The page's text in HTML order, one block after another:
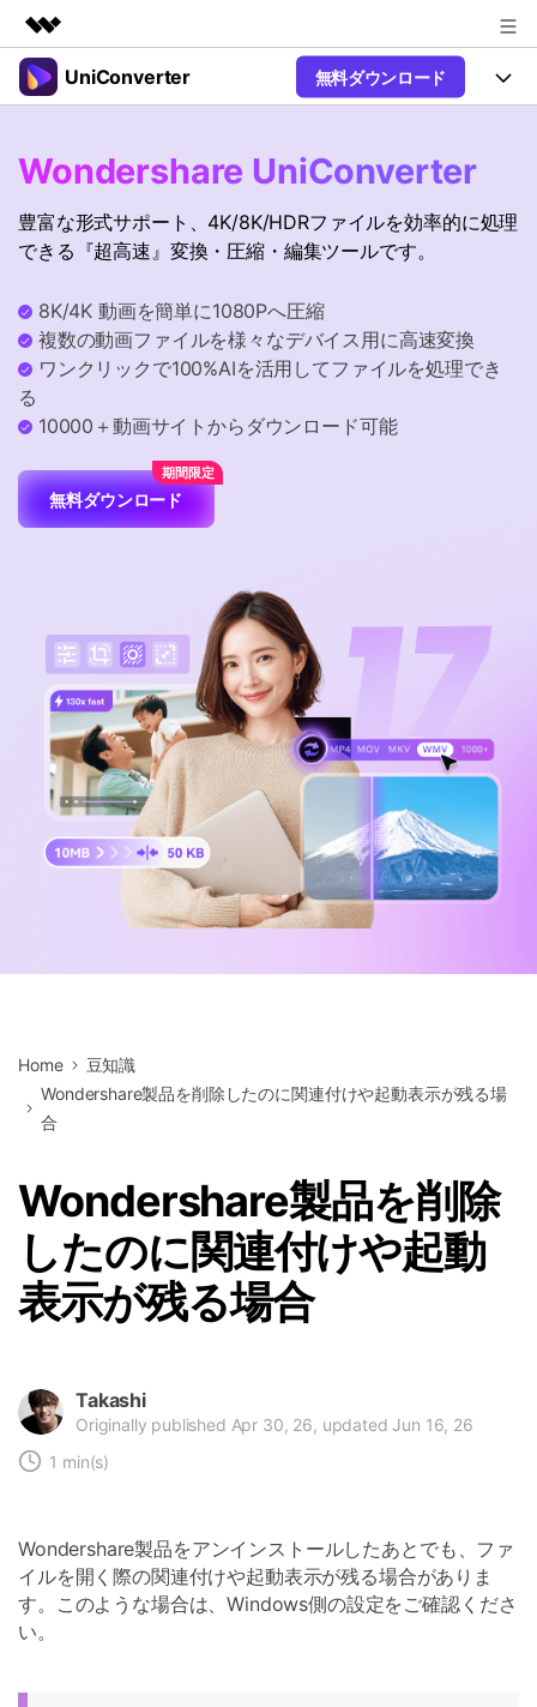
製品
ユーティリティ
概要
ソリューション
プラン＆価格
サポート
UniConverter 無料ダウンロード
UniConverter-動画変換ソフト
UniConverter Windows版
音声をテキストに
確かつ便利にテキストに変換
New
【簡単】複数の動画ファイルを
Hot
AI 機能
オンラインツール
オンライン動画圧縮ツール
動画・画像の無料圧縮
オンライン動画変換ツール
動画・音声・画像の無料変換
Hot
Ver17へアップグレード
使い方&コツ
操作ガイド
動画関連のコツ
特集ページ
サポート
バージョン履歴
search
Wondershare UniConverter
豊富な形式サポート、4K/8K/HDRファイルを効率的に処理
できる『超高速』変換・圧縮・編集ツールです。
8K/4K 動画を簡単に1080Pへ圧縮
複数の動画ファイルを様々なデバイス用に高速変換
ワンクリックで100%AIを活用してファイルを処理でき
る
10000＋動画サイトからダウンロード可能
無料ダウンロード
Home
豆知識
Wondershare製品を削除したのに関連付けや起動表示が残る場
合
Wondershare製品を削除
したのに関連付けや起動
表示が残る場合
Takashi
Originally published Apr 30, 26, updated Jun 16, 26
1 min(s)
Wondershare製品をアンインストールしたあとでも、ファ
イルを開く際の関連付けや起動表示が残る場合がありま
す。このような場合は、Windows側の設定をご確認くださ
い。